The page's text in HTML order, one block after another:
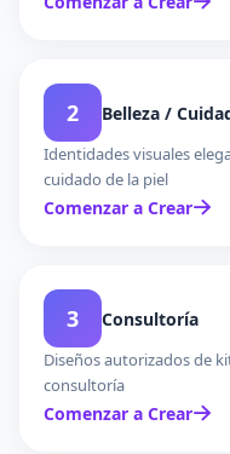
2 Belleza /
Identidades visuales
cuidado de la piel
Comenzar a Crear
3 Consultoría
Diseños autorizados de
consultoría
Comenzar a Crear